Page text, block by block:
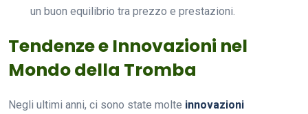
un buon equilibrio tra prezzo e prestazioni.
Tendenze e Innovazioni nel
Mondo della Tromba
Negli ultimi anni, ci sono state molte innovazioni